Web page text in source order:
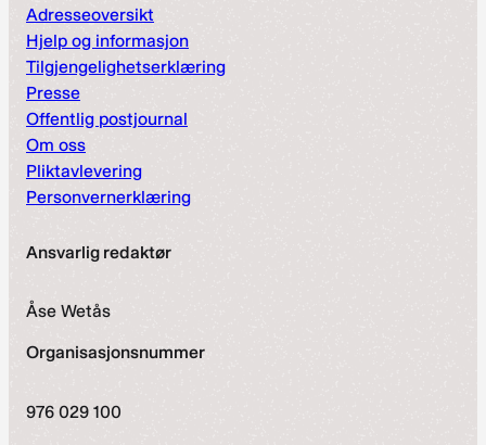
Adresseoversikt
Hjelp og informasjon
Tilgjengelighetserklæring
Presse
Offentlig postjournal
Om oss
Pliktavlevering
Personvernerklæring
Ansvarlig redaktør
Åse Wetås
Organisasjonsnummer
976 029 100